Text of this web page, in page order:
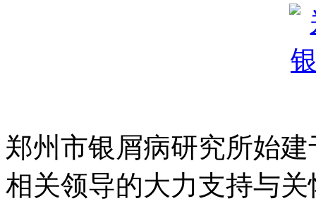
郑州市银屑病研究所始
相关领导的大力支持与